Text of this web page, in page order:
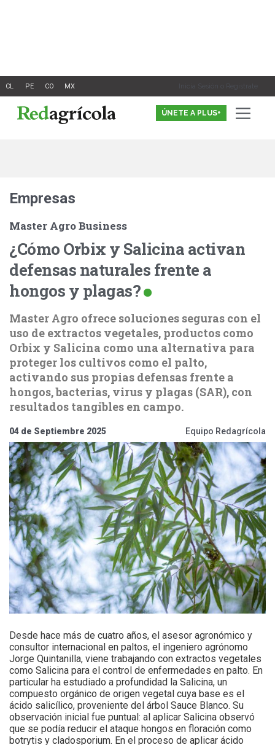
Inicia Sesión o Registrate
ÚNETE A PLUS+
Empresas
Master Agro Business
¿Cómo Orbix y Salicina activan
defensas naturales frente a
hongos y plagas?
Master Agro ofrece soluciones seguras con el
uso de extractos vegetales, productos como
Orbix y Salicina como una alternativa para
proteger los cultivos como el palto,
activando sus propias defensas frente a
hongos, bacterias, virus y plagas (SAR), con
resultados tangibles en campo.
04 de Septiembre 2025 Equipo Redagrícola
Desde hace más de cuatro años, el asesor agronómico y
consultor internacional en paltos, el ingeniero agrónomo
Jorge Quintanilla, viene trabajando con extractos vegetales
como Salicina para el control de enfermedades en palto. En
particular ha estudiado a profundidad la Salicina, un
compuesto orgánico de origen vegetal cuya base es el
ácido salicílico, proveniente del árbol Sauce Blanco. Su
observación inicial fue puntual: al aplicar Salicina observó
que se podía reducir el ataque hongos en floración como
botrytis y cladosporium. En el proceso de aplicar ácido